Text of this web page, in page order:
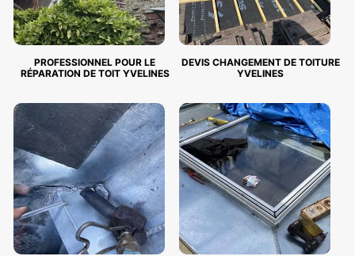
PROFESSIONNEL POUR LE
RÉPARATION DE TOIT YVELINES
DEVIS CHANGEMENT DE TOITURE
YVELINES